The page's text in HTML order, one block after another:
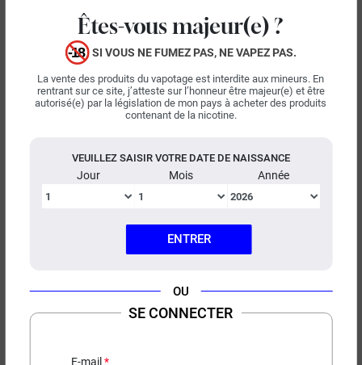
Êtes-vous majeur(e) ?
SI VOUS NE FUMEZ PAS, NE VAPEZ PAS.
La vente des produits du vapotage est interdite aux mineurs. En
rentrant sur ce site, j’atteste sur l’honneur être majeur(e) et être
autorisé(e) par la législation de mon pays à acheter des produits
contenant de la nicotine.
VEUILLEZ SAISIR VOTRE DATE DE NAISSANCE
Jour Mois Année
ENTRER
OU
SE CONNECTER
E-mail
marché du vapotage grâce à ses recettes de e-liquides et de
concentrés DIY. La marque propose des associations
d'arômes fruités souvent accompagnées d'une note de
fraîcheur. Les vapoteurs à la recherche de saveurs originales
et intenses peuvent découvrir les profils gustatifs variés des
ou les concentrés fruités frais.
Il y a 41 produits
:
30 ml
Concentré Hypnose Full
Moon
Concentré Dark Infinity
Full Moon
5,90 €